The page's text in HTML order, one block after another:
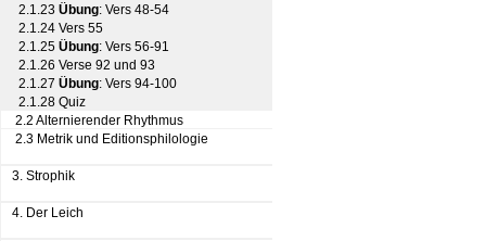
2.1.23 Übung: Vers 48-54
2.1.24 Vers 55
2.1.25 Übung: Vers 56-91
2.1.26 Verse 92 und 93
2.1.27 Übung: Vers 94-100
2.1.28 Quiz
2.2 Alternierender Rhythmus
2.3 Metrik und Editionsphilologie
3. Strophik
4. Der Leich